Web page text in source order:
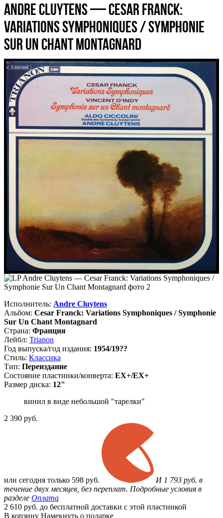
Andre Cluytens — Cesar Franck:
Variations Symphoniques / Symphonie
Sur Un Chant Montagnard
Исполнитель: Andre Cluytens
Альбом: Cesar Franck: Variations Symphoniques / Symphonie
Sur Un Chant Montagnard
Страна: Франция
Лейбл: Trianon
Год выпуска/год издания: 1954/19??
Стиль: Классика
Тип: Переиздание
Состояние пластинки/конверта: EX+/EX+
Размер диска: 12"
винил в виде небольшой "тарелки"
2 390 руб.
или сегодня только 598 руб.
И 1 793 руб. в
течение двух месяцев, без переплат. Подробные условия в
разделе Оплата
2 610 руб. до бесплатной доставки с этой пластинкой
В корзину Намекнуть о подарке